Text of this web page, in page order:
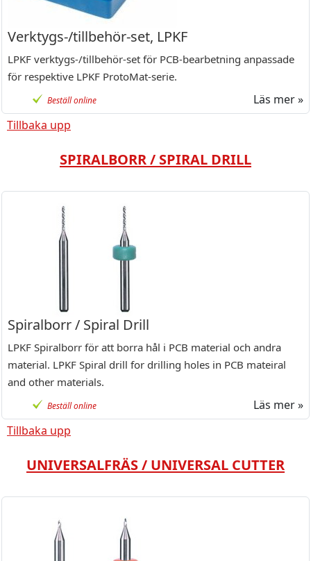
Verktygs-/tillbehör-set, LPKF
LPKF verktygs-/tillbehör-set för PCB-bearbetning anpassade
för respektive LPKF ProtoMat-serie.
Beställ online
Läs mer »
Tillbaka upp
SPIRALBORR / SPIRAL DRILL
Spiralborr / Spiral Drill
LPKF Spiralborr för att borra hål i PCB material och andra
material. LPKF Spiral drill for drilling holes in PCB mateiral
and other materials.
Beställ online
Läs mer »
Tillbaka upp
UNIVERSALFRÄS / UNIVERSAL CUTTER